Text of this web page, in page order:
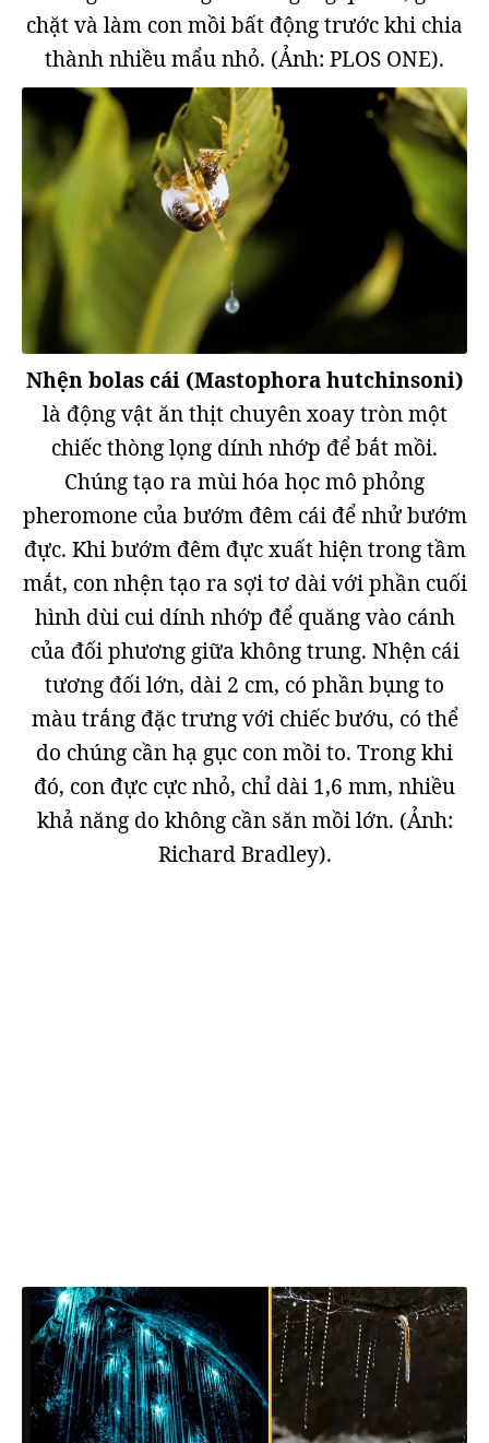
chặt và làm con mồi bất động trước khi chia
thành nhiều mẩu nhỏ. (Ảnh: PLOS ONE).
Nhện bolas cái (Mastophora hutchinsoni)
là động vật ăn thịt chuyên xoay tròn một
chiếc thòng lọng dính nhớp để bắt mồi.
Chúng tạo ra mùi hóa học mô phỏng
pheromone của bướm đêm cái để nhử bướm
đực. Khi bướm đêm đực xuất hiện trong tầm
mắt, con nhện tạo ra sợi tơ dài với phần cuối
hình dùi cui dính nhớp để quăng vào cánh
của đối phương giữa không trung. Nhện cái
tương đối lớn, dài 2 cm, có phần bụng to
màu trắng đặc trưng với chiếc bướu, có thể
do chúng cần hạ gục con mồi to. Trong khi
đó, con đực cực nhỏ, chỉ dài 1,6 mm, nhiều
khả năng do không cần săn mồi lớn. (Ảnh:
Richard Bradley).